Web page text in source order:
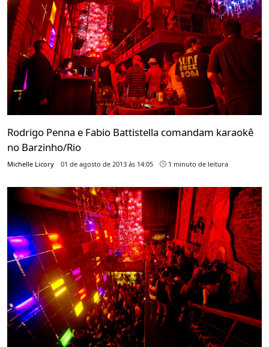
Rodrigo Penna e Fabio Battistella comandam karaokê
no Barzinho/Rio
Michelle Licory 01 de agosto de 2013 às 14:05 1 minuto de leitura